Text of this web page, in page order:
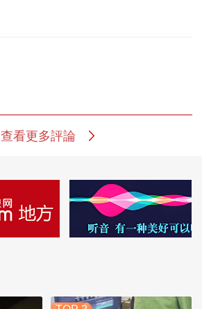
查看更多評論